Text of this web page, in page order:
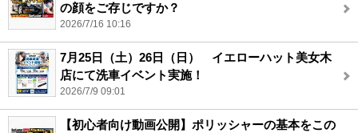
の顔をご存じですか？
2026/7/16 10:16
7月25日（土）26日（日） イエローハット美女木
店にて洗車イベント実施！
2026/7/9 09:01
【初心者向け動画公開】ポリッシャーの基本をこの